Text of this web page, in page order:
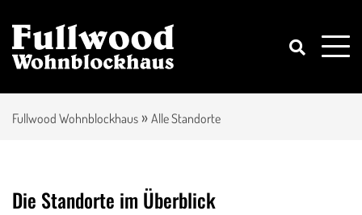
Fullwood Wohnblockhaus » Alle Standorte
Die Standorte im Überblick